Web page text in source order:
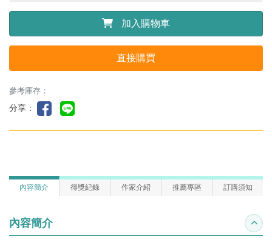
加入購物車
直接購買
參考庫存：
分享：
內容簡介 得獎紀錄 作家介紹 推薦專區 訂購須知
內容簡介 收合